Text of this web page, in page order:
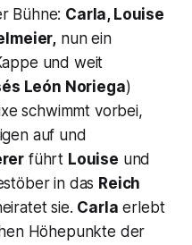
Bühne: Carla, Louise
nun ein
und weit
León Noriega)
schwimmt vorbei,
auf und
führt Louise und
in das Reich
sie. Carla erlebt
Höhepunkte der